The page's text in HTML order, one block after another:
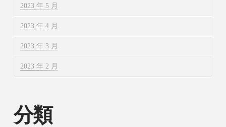
2023 年 5 月
2023 年 4 月
2023 年 3 月
2023 年 2 月
分類